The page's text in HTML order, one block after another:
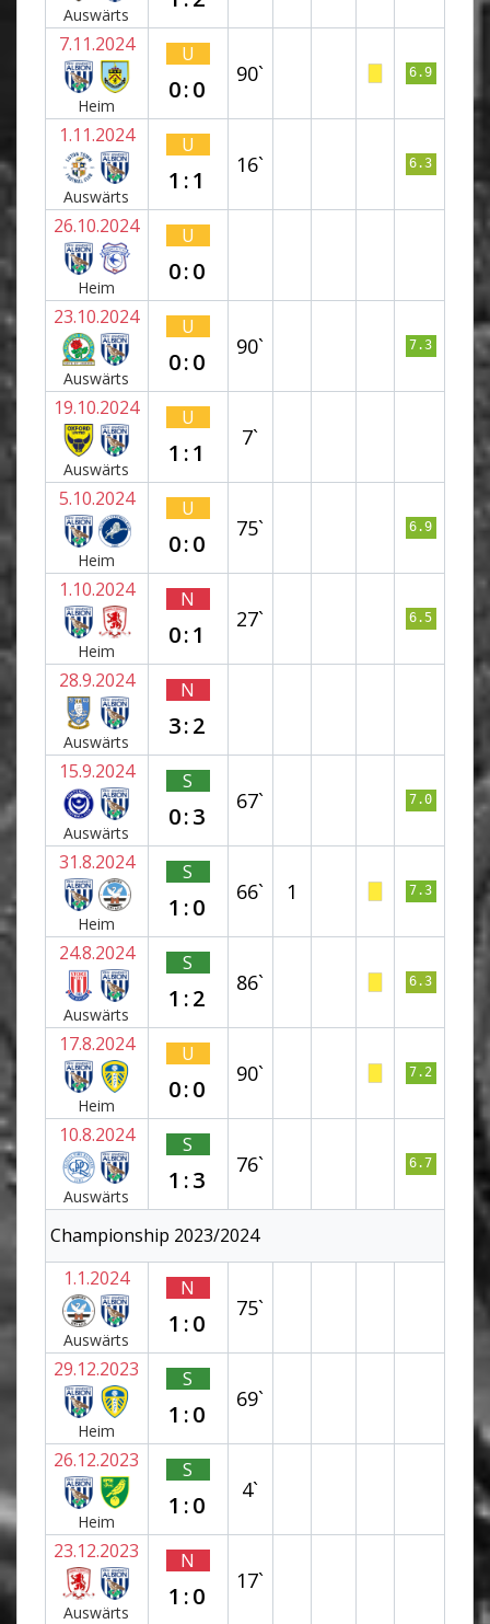
Auswärts
7.11.2024
Heim
U
0:0
90` 6.9
1.11.2024
Auswärts
U
1:1
16` 6.3
26.10.2024
Heim
U
0:0
23.10.2024
Auswärts
U
0:0
90` 7.3
19.10.2024
Auswärts
U
1:1
7`
5.10.2024
Heim
U
0:0
75` 6.9
1.10.2024
Heim
N
0:1
27` 6.5
28.9.2024
Auswärts
N
3:2
15.9.2024
Auswärts
S
0:3
67` 7.0
31.8.2024
Heim
S
1:0
66` 1 7.3
24.8.2024
Auswärts
S
1:2
86` 6.3
17.8.2024
Heim
U
0:0
90` 7.2
10.8.2024
Auswärts
S
1:3
76` 6.7
Championship 2023/2024
1.1.2024
Auswärts
N
1:0
75`
29.12.2023
Heim
S
1:0
69`
26.12.2023
Heim
S
1:0
4`
23.12.2023
Auswärts
N
1:0
17`